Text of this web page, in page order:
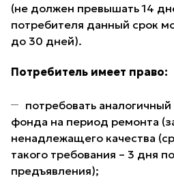
(не должен превышать 14
потребителя данный срок
до 30 дней).
Потребитель имеет право:
потребовать
фонда на период ремонта
ненадлежащего качества
такого требования – 3 дня
предъявления);